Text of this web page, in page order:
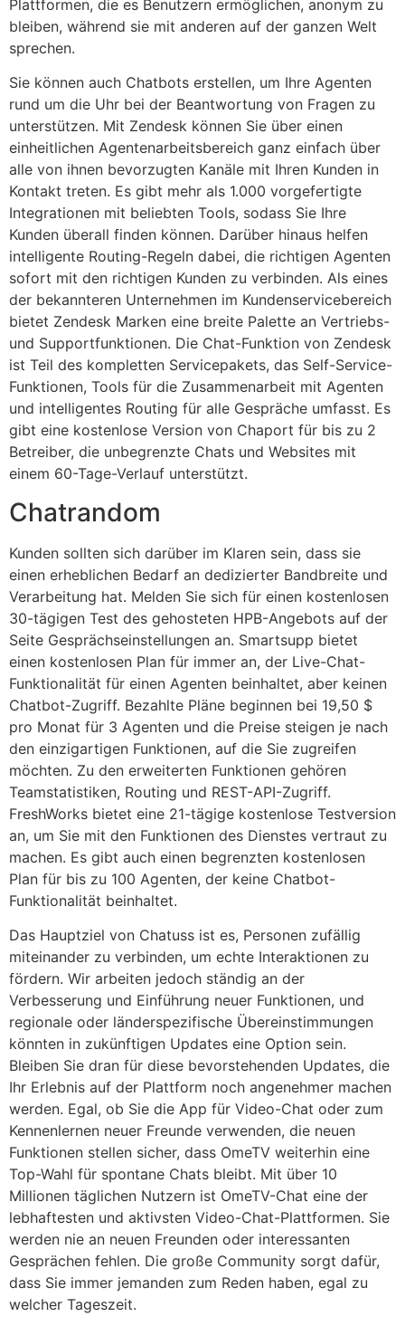
Plattformen, die es Benutzern ermöglichen, anonym zu
bleiben, während sie mit anderen auf der ganzen Welt
sprechen.
Sie können auch Chatbots erstellen, um Ihre Agenten
rund um die Uhr bei der Beantwortung von Fragen zu
unterstützen. Mit Zendesk können Sie über einen
einheitlichen Agentenarbeitsbereich ganz einfach über
alle von ihnen bevorzugten Kanäle mit Ihren Kunden in
Kontakt treten. Es gibt mehr als 1.000 vorgefertigte
Integrationen mit beliebten Tools, sodass Sie Ihre
Kunden überall finden können. Darüber hinaus helfen
intelligente Routing-Regeln dabei, die richtigen Agenten
sofort mit den richtigen Kunden zu verbinden. Als eines
der bekannteren Unternehmen im Kundenservicebereich
bietet Zendesk Marken eine breite Palette an Vertriebs-
und Supportfunktionen. Die Chat-Funktion von Zendesk
ist Teil des kompletten Servicepakets, das Self-Service-
Funktionen, Tools für die Zusammenarbeit mit Agenten
und intelligentes Routing für alle Gespräche umfasst. Es
gibt eine kostenlose Version von Chaport für bis zu 2
Betreiber, die unbegrenzte Chats und Websites mit
einem 60-Tage-Verlauf unterstützt.
Chatrandom
Kunden sollten sich darüber im Klaren sein, dass sie
einen erheblichen Bedarf an dedizierter Bandbreite und
Verarbeitung hat. Melden Sie sich für einen kostenlosen
30-tägigen Test des gehosteten HPB-Angebots auf der
Seite Gesprächseinstellungen an. Smartsupp bietet
einen kostenlosen Plan für immer an, der Live-Chat-
Funktionalität für einen Agenten beinhaltet, aber keinen
Chatbot-Zugriff. Bezahlte Pläne beginnen bei 19,50 $
pro Monat für 3 Agenten und die Preise steigen je nach
den einzigartigen Funktionen, auf die Sie zugreifen
möchten. Zu den erweiterten Funktionen gehören
Teamstatistiken, Routing und REST-API-Zugriff.
FreshWorks bietet eine 21-tägige kostenlose Testversion
an, um Sie mit den Funktionen des Dienstes vertraut zu
machen. Es gibt auch einen begrenzten kostenlosen
Plan für bis zu 100 Agenten, der keine Chatbot-
Funktionalität beinhaltet.
Das Hauptziel von Chatuss ist es, Personen zufällig
miteinander zu verbinden, um echte Interaktionen zu
fördern. Wir arbeiten jedoch ständig an der
Verbesserung und Einführung neuer Funktionen, und
regionale oder länderspezifische Übereinstimmungen
könnten in zukünftigen Updates eine Option sein.
Bleiben Sie dran für diese bevorstehenden Updates, die
Ihr Erlebnis auf der Plattform noch angenehmer machen
werden. Egal, ob Sie die App für Video-Chat oder zum
Kennenlernen neuer Freunde verwenden, die neuen
Funktionen stellen sicher, dass OmeTV weiterhin eine
Top-Wahl für spontane Chats bleibt. Mit über 10
Millionen täglichen Nutzern ist OmeTV-Chat eine der
lebhaftesten und aktivsten Video-Chat-Plattformen. Sie
werden nie an neuen Freunden oder interessanten
Gesprächen fehlen. Die große Community sorgt dafür,
dass Sie immer jemanden zum Reden haben, egal zu
welcher Tageszeit.